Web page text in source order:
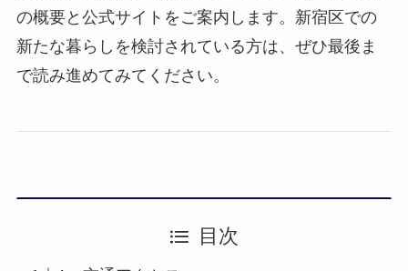
の概要と公式サイトをご案内します。新宿区での
新たな暮らしを検討されている方は、ぜひ最後ま
で読み進めてみてください。
目次